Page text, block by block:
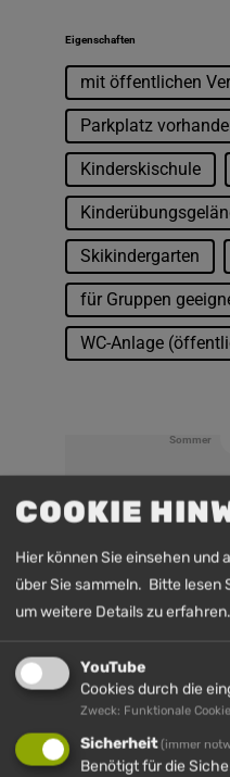
Eigenschaften
mit öffentlichen
Parkplatz
Kinderskischule
Skikindergarten
für Gruppen
WC-Anlage
Sommer
Lifte/Bahnen Pisten
Jetzt
Imbergbahn (B)
COOKIE
Hier können Sie einsehen und
über Sie sammeln. Bitte lesen
um weitere Details zu erfahren.
YouTube
Cookies durch die
Zweck: Funktionale
Sicherheit(immer
Benötigt für die